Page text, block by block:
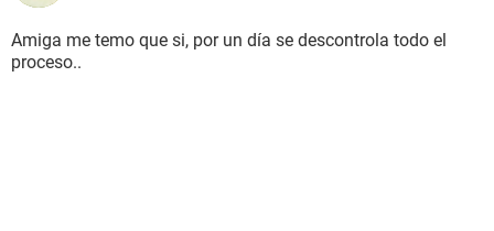
Amiga me temo que si, por un día se descontrola todo el
proceso..